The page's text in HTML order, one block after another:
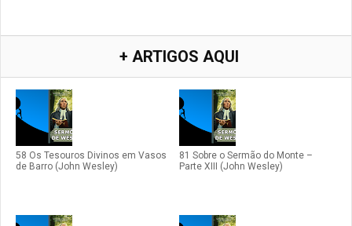
+ ARTIGOS AQUI
58 Os Tesouros Divinos em Vasos
de Barro (John Wesley)
81 Sobre o Sermão do Monte –
Parte XIII (John Wesley)